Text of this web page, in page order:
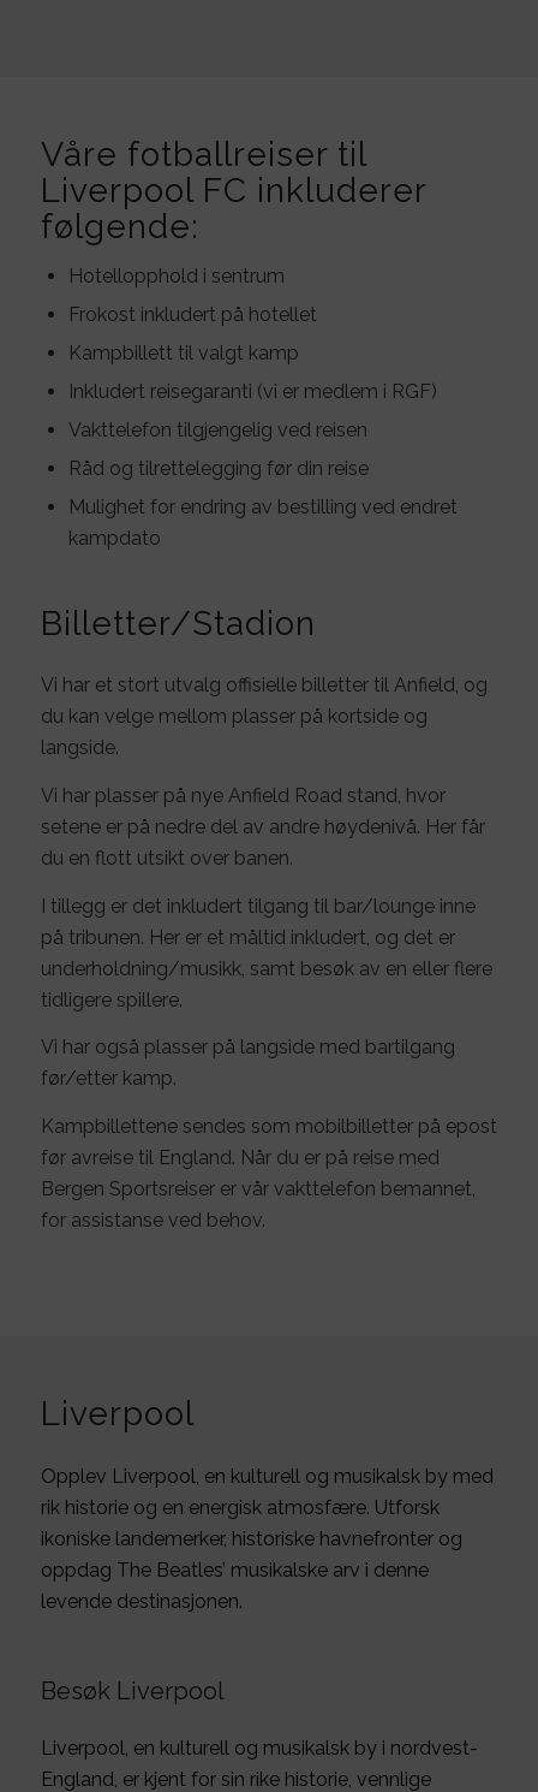
Våre fotballreiser til
Liverpool FC inkluderer
følgende:
Hotellopphold i sentrum
Frokost inkludert på hotellet
Kampbillett til valgt kamp
Inkludert reisegaranti (vi er medlem i RGF)
Vakttelefon tilgjengelig ved reisen
Råd og tilrettelegging før din reise
Mulighet for endring av bestilling ved endret
kampdato
Billetter/Stadion
Vi har et stort utvalg offisielle billetter til Anfield, og
du kan velge mellom plasser på kortside og
langside.
Vi har plasser på nye Anfield Road stand, hvor
setene er på nedre del av andre høydenivå. Her får
du en flott utsikt over banen.
I tillegg er det inkludert tilgang til bar/lounge inne
på tribunen. Her er et måltid inkludert, og det er
underholdning/musikk, samt besøk av en eller flere
tidligere spillere.
Vi har også plasser på langside med bartilgang
før/etter kamp.
​Kampbillettene sendes som mobilbilletter på epost
før avreise til England. Når du er på reise med
Bergen Sportsreiser er vår vakttelefon bemannet,
for assistanse ved behov.
Liverpool
Opplev Liverpool, en kulturell og musikalsk by med
rik historie og en energisk atmosfære. Utforsk
ikoniske landemerker, historiske havnefronter og
oppdag The Beatles’ musikalske arv i denne
levende destinasjonen.
Besøk Liverpool
Liverpool, en kulturell og musikalsk by i nordvest-
England, er kjent for sin rike historie, vennlige